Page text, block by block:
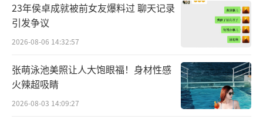
23年侯卓成就被前女友爆料过 聊天记录
引发争议
2026-08-06 14:32:57
张萌泳池美照让人大饱眼福！身材性感
火辣超吸睛
2026-08-03 14:09:27